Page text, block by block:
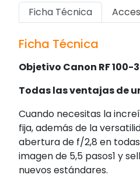
Ficha Técnica
Ficha Técnica
Objetivo Canon RF 100-
Todas las ventajas de
Cuando necesitas la
fija, además de la
abertura de f/2,8 en
imagen de 5,5 pasos1 y
nuevos estándares.